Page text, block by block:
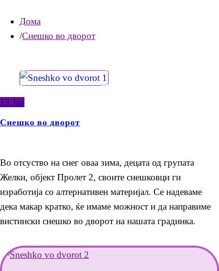
Дома
Снешко во дворот
13 Јан
Снешко во дворот
Во отсуство на снег оваа зима, децата од групата
Желки, објект Пролет 2, своите снешковци ги
изработија со алтернативен материјал. Се надеваме
дека макар кратко, ќе имаме можност и да направиме
вистински снешко во дворот на нашата градинка.